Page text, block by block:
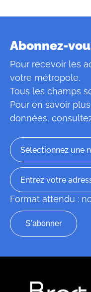
Abonnez-
Pour recevoir les
votre métropole.
Tous les champs
Pour en savoir
données,
Format attendu :